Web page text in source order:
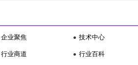
企业聚焦
行业商道
技术中心
行业百科